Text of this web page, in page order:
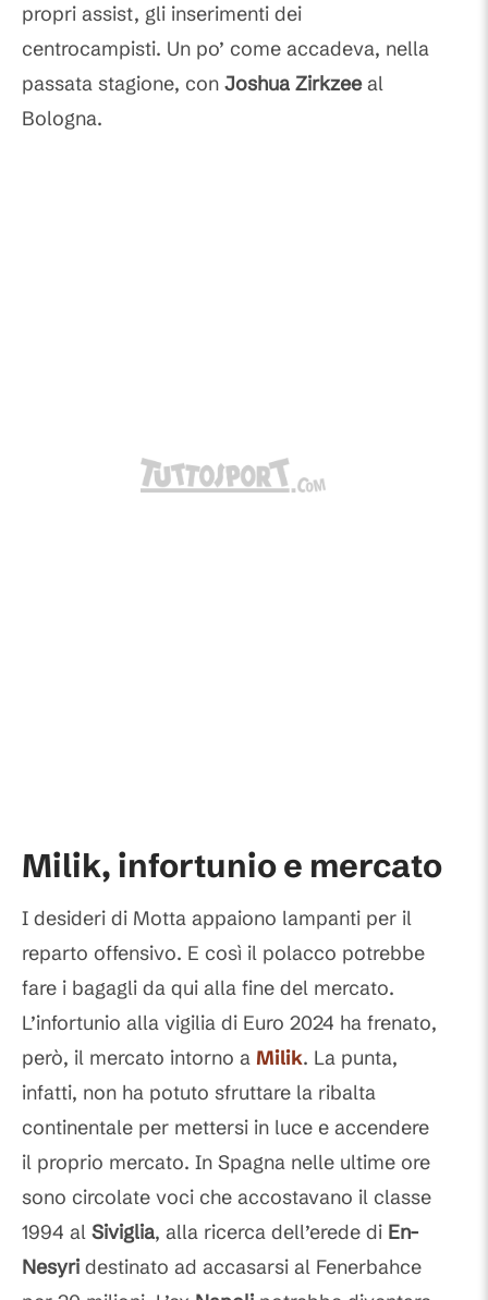
propri assist, gli inserimenti dei
centrocampisti. Un po’ come accadeva, nella
passata stagione, con Joshua Zirkzeeal
Bologna.
Milik, infortunio e mercato
I desideri di Motta appaiono lampanti per il
reparto offensivo. E così il polacco potrebbe
fare i bagagli da qui alla fine del mercato.
L’infortunio alla vigilia di Euro 2024 ha frenato,
però, il mercato intorno a Milik. La punta,
infatti, non ha potuto sfruttare la ribalta
continentale per mettersi in luce e accendere
il proprio mercato. In Spagna nelle ultime ore
sono circolate voci che accostavano il classe
1994 al Siviglia, alla ricerca dell’erede di En-
Nesyri destinato ad accasarsi al Fenerbahce